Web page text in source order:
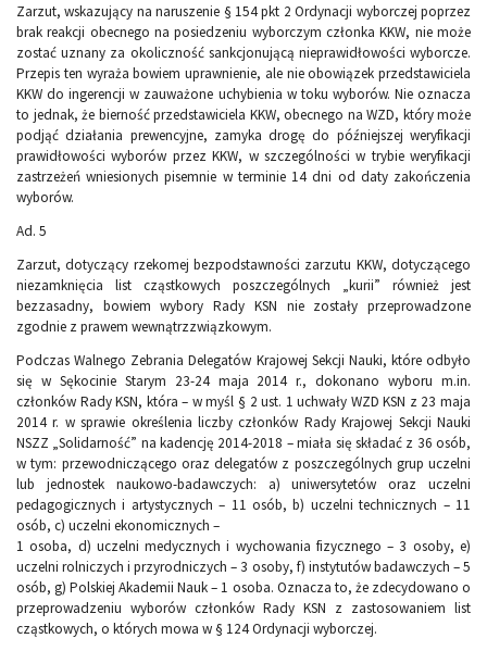
Zarzut, wskazujący na naruszenie § 154 pkt 2 Ordynacji wyborczej poprzez
brak reakcji obecnego na posiedzeniu wyborczym członka KKW, nie może
zostać uznany za okoliczność sankcjonującą nieprawidłowości wyborcze.
Przepis ten wyraża bowiem uprawnienie, ale nie obowiązek przedstawiciela
KKW do ingerencji w zauważone uchybienia w toku wyborów. Nie oznacza
to jednak, że bierność przedstawiciela KKW, obecnego na WZD, który może
podjąć działania prewencyjne, zamyka drogę do późniejszej weryfikacji
prawidłowości wyborów przez KKW, w szczególności w trybie weryfikacji
zastrzeżeń wniesionych pisemnie w terminie 14 dni od daty zakończenia
wyborów.
Ad. 5
Zarzut, dotyczący rzekomej bezpodstawności zarzutu KKW, dotyczącego
niezamknięcia list cząstkowych poszczególnych „kurii” również jest
bezzasadny, bowiem wybory Rady KSN nie zostały przeprowadzone
zgodnie z prawem wewnątrzzwiązkowym.
Podczas Walnego Zebrania Delegatów Krajowej Sekcji Nauki, które odbyło
się w Sękocinie Starym 23-24 maja 2014 r., dokonano wyboru m.in.
członków Rady KSN, która – w myśl § 2 ust. 1 uchwały WZD KSN z 23 maja
2014 r. w sprawie określenia liczby członków Rady Krajowej Sekcji Nauki
NSZZ „Solidarność” na kadencję 2014-2018 – miała się składać z 36 osób,
w tym: przewodniczącego oraz delegatów z poszczególnych grup uczelni
lub jednostek naukowo-badawczych: a) uniwersytetów oraz uczelni
pedagogicznych i artystycznych – 11 osób, b) uczelni technicznych – 11
osób, c) uczelni ekonomicznych –
1 osoba, d) uczelni medycznych i wychowania fizycznego – 3 osoby, e)
uczelni rolniczych i przyrodniczych – 3 osoby, f) instytutów badawczych – 5
osób, g) Polskiej Akademii Nauk – 1 osoba. Oznacza to, że zdecydowano o
przeprowadzeniu wyborów członków Rady KSN z zastosowaniem list
cząstkowych, o których mowa w § 124 Ordynacji wyborczej.